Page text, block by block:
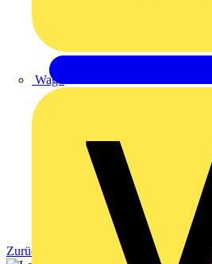
Wago
Zurück zu Produkte